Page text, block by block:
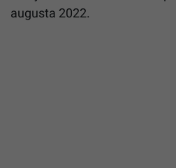
augusta 2022.